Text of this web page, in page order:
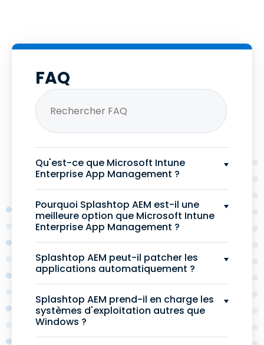
FAQ
Qu'est-ce que Microsoft Intune
Enterprise App Management ?
Pourquoi Splashtop AEM est-il une
meilleure option que Microsoft Intune
Enterprise App Management ?
Splashtop AEM peut-il patcher les
applications automatiquement ?
Splashtop AEM prend-il en charge les
systèmes d'exploitation autres que
Windows ?